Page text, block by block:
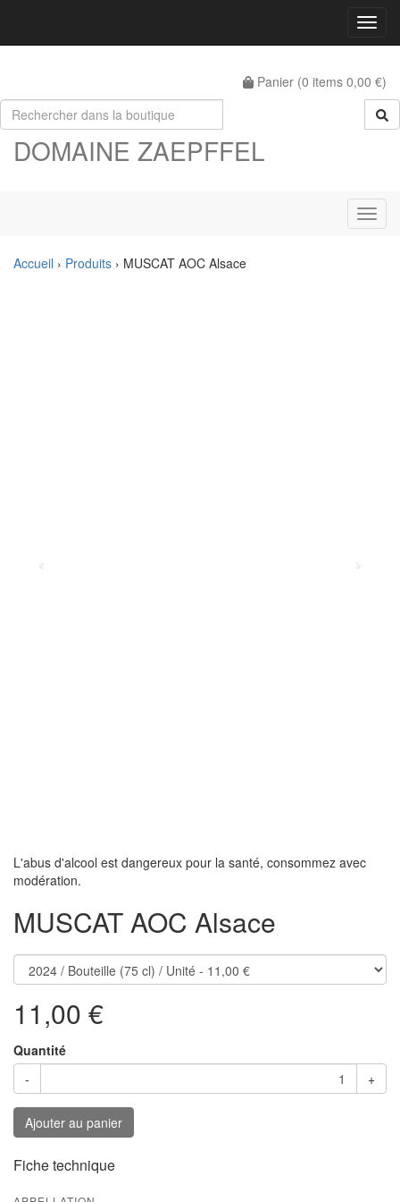
Menu
Panier (0 items 0,00 €)
DOMAINE ZAEPFFEL
Menu
Accueil › Produits › MUSCAT AOC Alsace
L'abus d'alcool est dangereux pour la santé, consommez avec
modération.
MUSCAT AOC Alsace
11,00 €
Quantité
-
+
Ajouter au panier
Fiche technique